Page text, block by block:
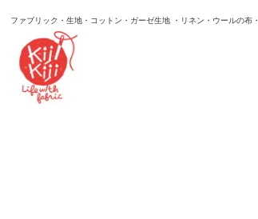
ファブリック・生地・コットン・ガーゼ生地 ・リネン・ウールの布